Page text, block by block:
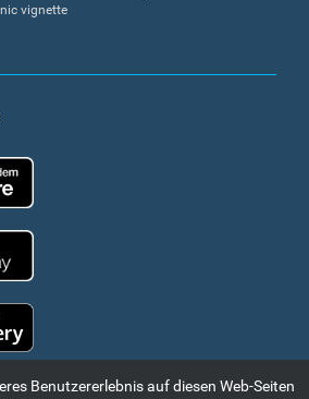
vignette
Benutzererlebnis auf diesen Web-Seiten